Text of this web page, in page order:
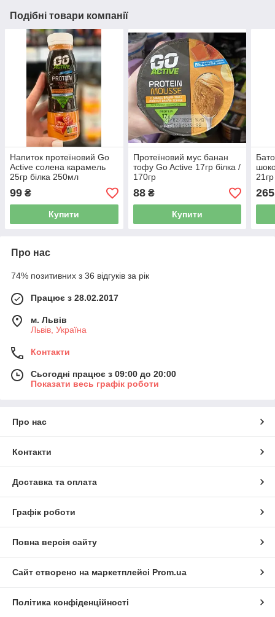
Подібні товари компанії
Напиток протеїновий Go
Active солена карамель
25гр білка 250мл
99 ₴
Купити
Протеїновий мус банан
тофу Go Active 17гр білка /
170гр
88₴
Купити
265
Про нас
74% позитивних з 36 відгуків за рік
Працює з 28.02.2017
м. Львів
Львів, Україна
Контакти
Сьогодні працює з 09:00 до 20:00
Показати весь графік роботи
Про нас
Контакти
Доставка та оплата
Графік роботи
Повна версія сайту
Сайт створено на маркетплейсі Prom.ua
Політика конфіденційності